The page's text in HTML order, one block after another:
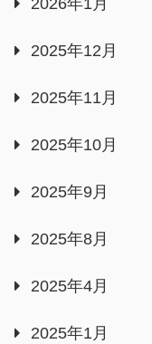
2026年1月
2025年12月
2025年11月
2025年10月
2025年9月
2025年8月
2025年4月
2025年1月